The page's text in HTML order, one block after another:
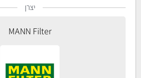
יצרן
MANN Filter